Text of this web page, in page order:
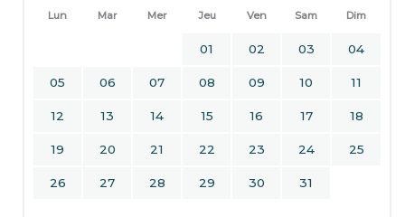
Lun Mar Mer Jeu Ven Sam Dim
01 02 03 04
05 06 07 08 09 10 11
12 13 14 15 16 17 18
19 20 21 22 23 24 25
26 27 28 29 30 31